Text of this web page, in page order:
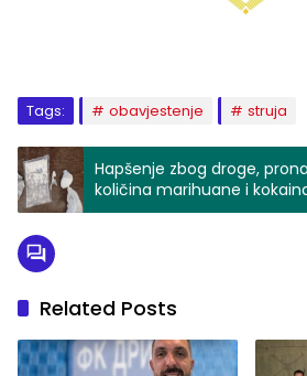
Tags: obavjestenje struja
Hapšenje zbog droge,
količina marihuane i
Related Posts